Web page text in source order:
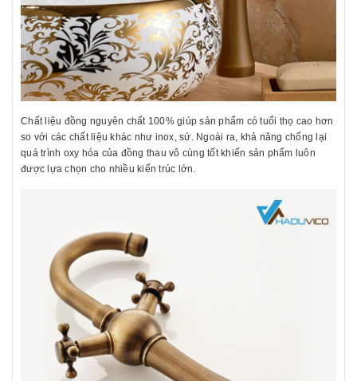
Chất liệu đồng nguyên chất 100% giúp sản phẩm có tuổi thọ cao hơn
so với các chất liệu khác như inox, sứ. Ngoài ra, khả năng chống lại
quá trình oxy hóa của đồng thau vô cùng tốt khiến sản phẩm luôn
được lựa chọn cho nhiều kiến trúc lớn.